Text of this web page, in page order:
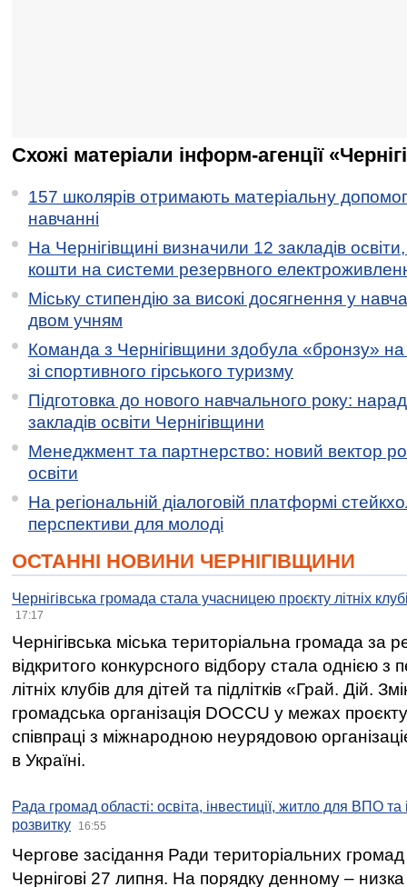
Схожі матеріали інформ-агенції
157 школярів отримають матеріальну
навчанні
На Чернігівщині визначили 12 закладів
кошти на системи резервного
Міську стипендію за високі досягнення у
двом учням
Команда з Чернігівщини здобула «бронзу» на
зі спортивного гірського туризму
Підготовка до нового навчального року:
закладів освіти Чернігівщини
Менеджмент та партнерство: новий вектор
освіти
На регіональній діалоговій платформі
перспективи для молоді
ОСТАННІ НОВИНИ ЧЕРНІГІВЩИНИ
Чернігівська громада стала учасницею проєкту літніх
17:17
Чернігівська міська територіальна громада за
відкритого конкурсного відбору стала однією
літніх клубів для дітей та підлітків «Грай. Дій.
громадська організація DOCCU у межах
співпраці з міжнародною неурядовою
в Україні.
Рада громад області: освіта, інвестиції, житло для ВПО
розвитку
16:55
Чергове засідання Ради територіальних громад
Чернігові 27 липня. На порядку денному –